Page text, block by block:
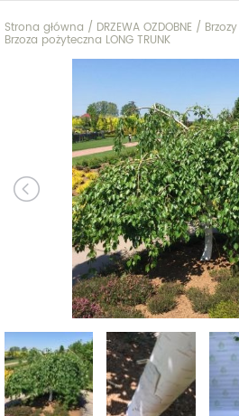
Strona główna / DRZEWA OZDOBNE / Brzozy
Brzoza pożyteczna LONG TRUNK